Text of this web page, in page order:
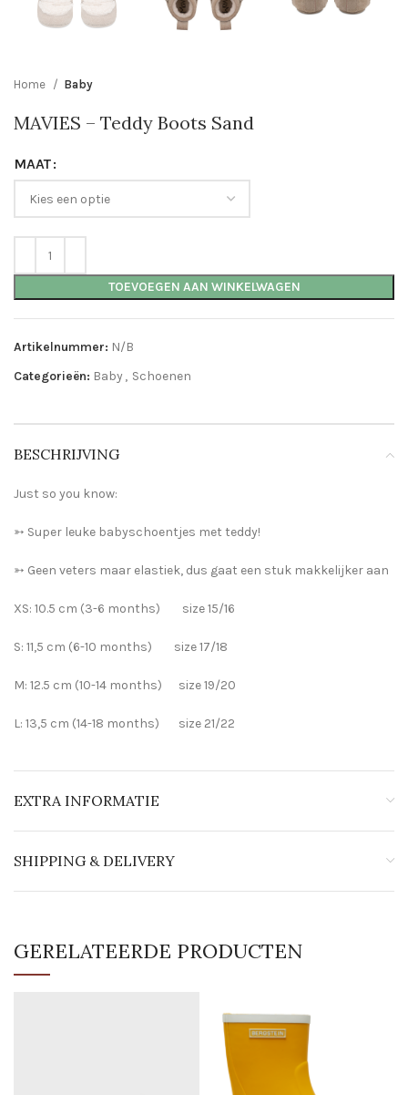
Home Baby
MAVIES – Teddy Boots Sand
MAAT
TOEVOEGEN AAN WINKELWAGEN
Artikelnummer: N/B
Categorieën: Baby, Schoenen
BESCHRIJVING
Just so you know:
➳ Super leuke babyschoentjes met teddy!
➳ Geen veters maar elastiek, dus gaat een stuk makkelijker aan
XS: 10.5 cm (3-6 months) size 15/16
S: 11,5 cm (6-10 months) size 17/18
M: 12.5 cm (10-14 months) size 19/20
L: 13,5 cm (14-18 months) size 21/22
EXTRA INFORMATIE
SHIPPING & DELIVERY
GERELATEERDE PRODUCTEN